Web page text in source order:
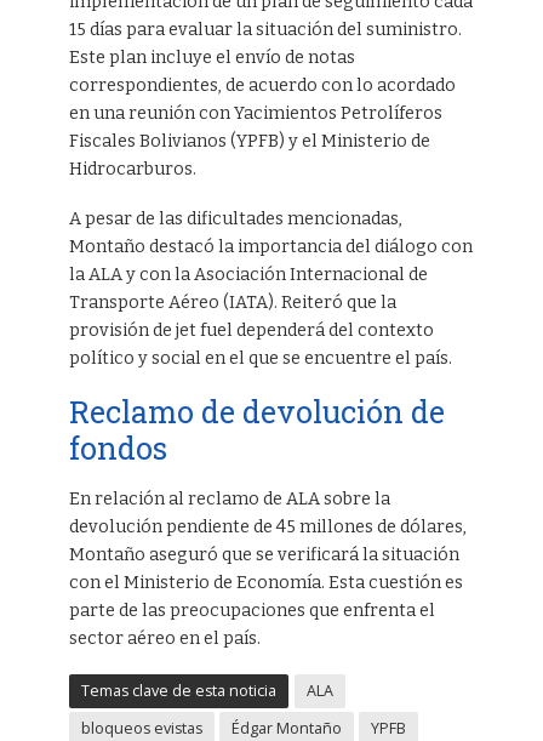
15 días para evaluar la situación del suministro.
Este plan incluye el envío de notas
correspondientes, de acuerdo con lo acordado
en una reunión con Yacimientos Petrolíferos
Fiscales Bolivianos (YPFB) y el Ministerio de
Hidrocarburos.
A pesar de las dificultades mencionadas,
Montaño destacó la importancia del diálogo con
la ALA y con la Asociación Internacional de
Transporte Aéreo (IATA). Reiteró que la
provisión de jet fuel dependerá del contexto
político y social en el que se encuentre el país.
Reclamo de devolución de
fondos
En relación al reclamo de ALA sobre la
devolución pendiente de 45 millones de dólares,
Montaño aseguró que se verificará la situación
con el Ministerio de Economía. Esta cuestión es
parte de las preocupaciones que enfrenta el
sector aéreo en el país.
Temas clave de esta noticia
ALA
bloqueos evistas
Édgar Montaño YPFB